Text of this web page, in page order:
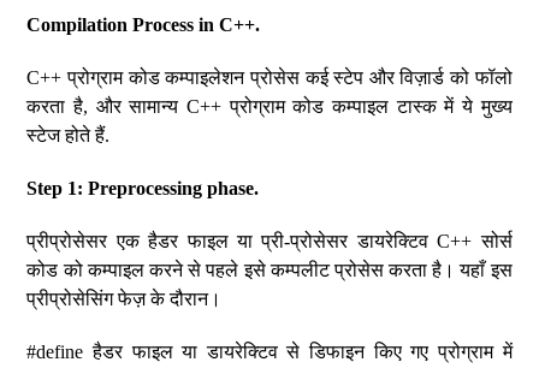
Compilation Process in C++.
C++ प्रोग्राम कोड कम्पाइलेशन प्रोसेस कई स्टेप और विज़ार्ड को फॉलो
करता है, और सामान्य C++ प्रोग्राम कोड कम्पाइल टास्क में ये मुख्य
स्टेज होते हैं.
Step 1: Preprocessing phase.
प्रीप्रोसेसर एक हैडर फाइल या प्री-प्रोसेसर डायरेक्टिव C++ सोर्स
कोड को कम्पाइल करने से पहले इसे कम्पलीट प्रोसेस करता है। यहाँ इस
प्रीप्रोसेसिंग फेज़ के दौरान।
#define हैडर फाइल या डायरेक्टिव से डिफाइन किए गए प्रोग्राम में